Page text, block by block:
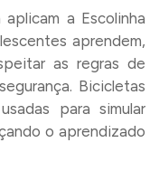
a Escolinha
aprendem,
as regras de
Bicicletas
para simular
o aprendizado